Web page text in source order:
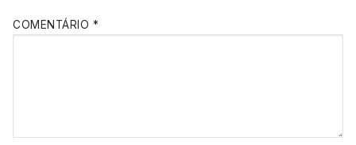
COMENTÁRIO *